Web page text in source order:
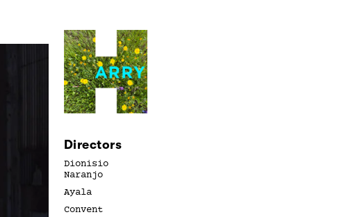
Directors
Dionisio
Naranjo
Ayala
Convent